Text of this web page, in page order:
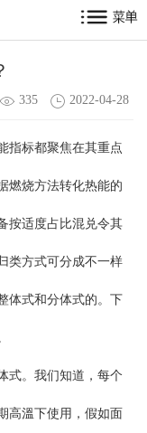
335 2022-04-28
指标都聚焦在其重点
燃烧方法转化热能的
按适度占比混兑令其
类方式可分成不一样
体式和分体式的。下
式。我们知道，每个
高溫下使用，假如面